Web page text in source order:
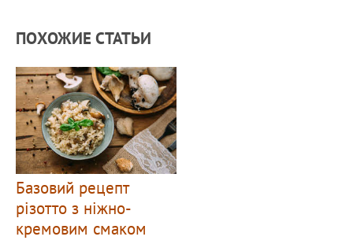
ПОХОЖИЕ СТАТЬИ
Базовий рецепт
різотто з ніжно-
кремовим смаком